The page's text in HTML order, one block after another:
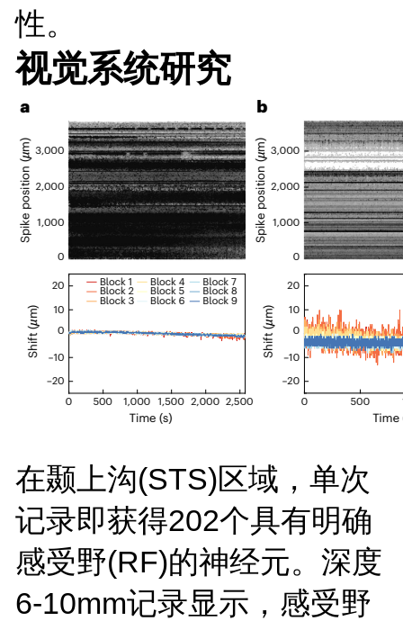
性。
视觉系统研究
在颞上沟(STS)区域，单次
记录即获得202个具有明确
感受野(RF)的神经元。深度
6-10mm记录显示，感受野